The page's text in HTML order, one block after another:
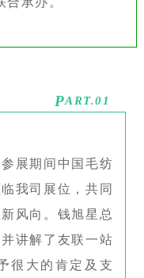
PART.01
展期间中国毛纺
我司展位，共同
风向。钱旭星总
讲解了友联一站
很大的肯定及支